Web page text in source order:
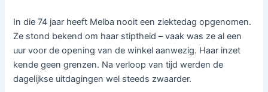
In die 74 jaar heeft Melba nooit een ziektedag opgenomen.
Ze stond bekend om haar stiptheid – vaak was ze al een
uur voor de opening van de winkel aanwezig. Haar inzet
kende geen grenzen. Na verloop van tijd werden de
dagelijkse uitdagingen wel steeds zwaarder.